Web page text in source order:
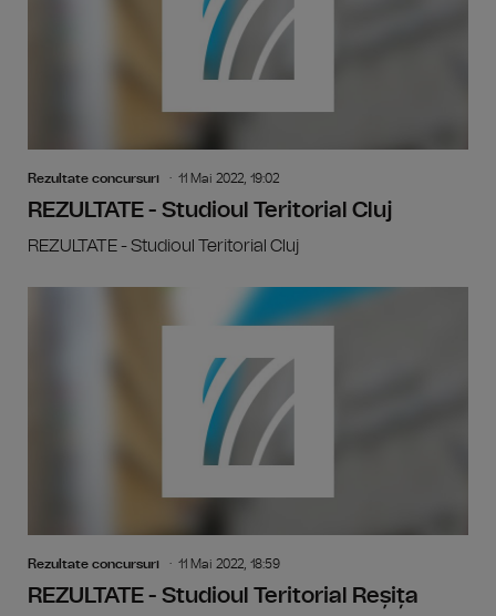
Rezultate concursuri 11 Mai 2022, 19:02
REZULTATE - Studioul Teritorial Cluj
REZULTATE - Studioul Teritorial Cluj
Rezultate concursuri 11 Mai 2022, 18:59
REZULTATE - Studioul Teritorial Reșița